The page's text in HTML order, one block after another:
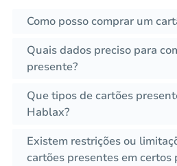
Como posso comprar um
Quais dados preciso para
presente?
Que tipos de cartões
Hablax?
Existem restrições ou
cartões presentes em certos